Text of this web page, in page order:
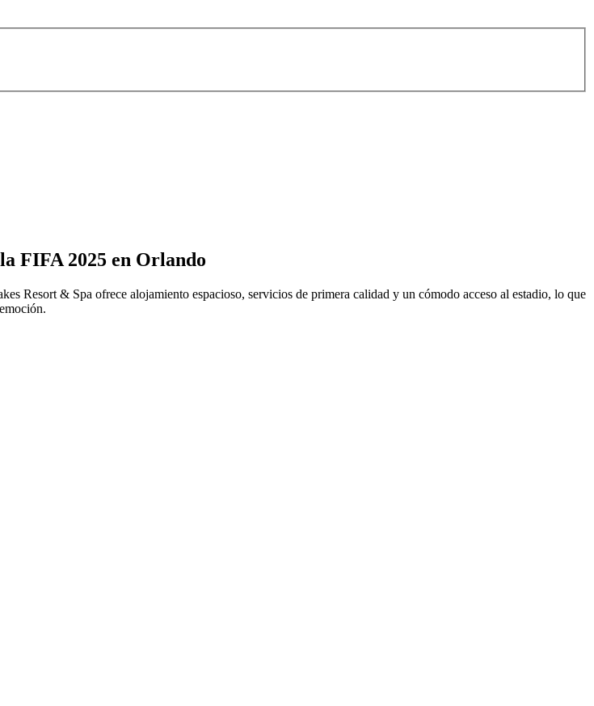
FIFA 2025 en Orlando
Resort & Spa ofrece alojamiento espacioso, servicios de primera calidad y un cómodo acceso al estadio, lo que